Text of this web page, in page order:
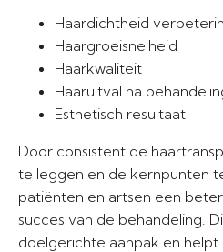
Haardichtheid
Haargroeisnelheid
Haarkwaliteit
Haaruitval na
Esthetisch resultaat
Door consistent de
te leggen en de kernpunten
patiënten en artsen een
succes van de behandeling.
doelgerichte aanpak en helpt